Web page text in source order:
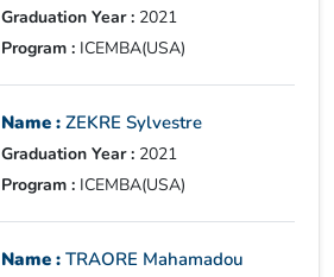
Graduation Year : 2021
Program : ICEMBA(USA)
Name : ZEKRE Sylvestre
Graduation Year : 2021
Program : ICEMBA(USA)
Name : TRAORE Mahamadou